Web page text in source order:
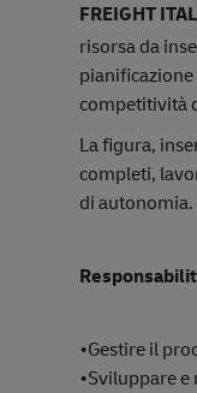
FREIGHT
risorsa da
competitività
La figura,
completi,
di
•Gestire il
•Sviluppare